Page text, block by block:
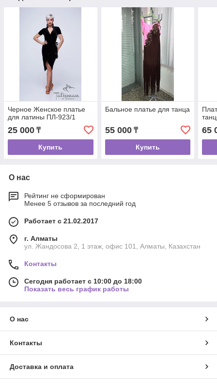
Черное Женское платье
для латины ПЛ-923/1
25 000 ₸
Купить
Бальное платье для танца
55 000₸
Купить
65
О нас
Рейтинг не сформирован
Менее 5 отзывов за последний год
Работает с 21.02.2017
г. Алматы
ул. Жандосова 2, 1 этаж, офис 101, Алматы, Казахстан
Контакты
Сегодня работает с 10:00 до 18:00
Показать весь график работы
О нас
Контакты
Доставка и оплата